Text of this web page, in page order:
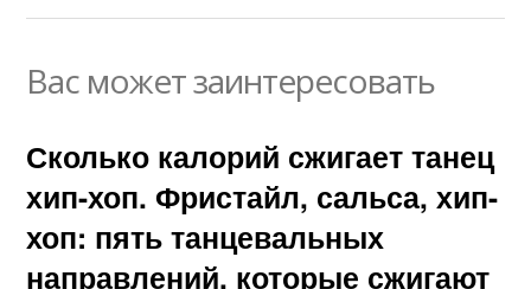
Вас может заинтересовать
Сколько калорий сжигает танец
хип-хоп. Фристайл, сальса, хип-
хоп: пять танцевальных
направлений, которые сжигают